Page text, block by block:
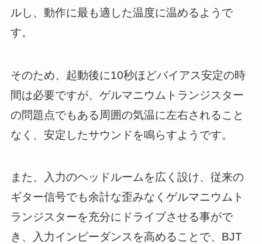
ルし、動作に最も適した温度に温めるようで
す。
そのため、起動後に10秒ほどバイアス安定の時
間は必要ですが、ゲルマニウムトランジスター
の問題点でもある周囲の気温に左右されること
なく、安定したサウンドを鳴らすようです。
また、入力のヘッドルームを広く設け、従来の
ギター信号でも余計な歪みなくゲルマニウムト
ランジスターを充分にドライブさせる事がで
き、入力インピーダンスを高めることで、BJT